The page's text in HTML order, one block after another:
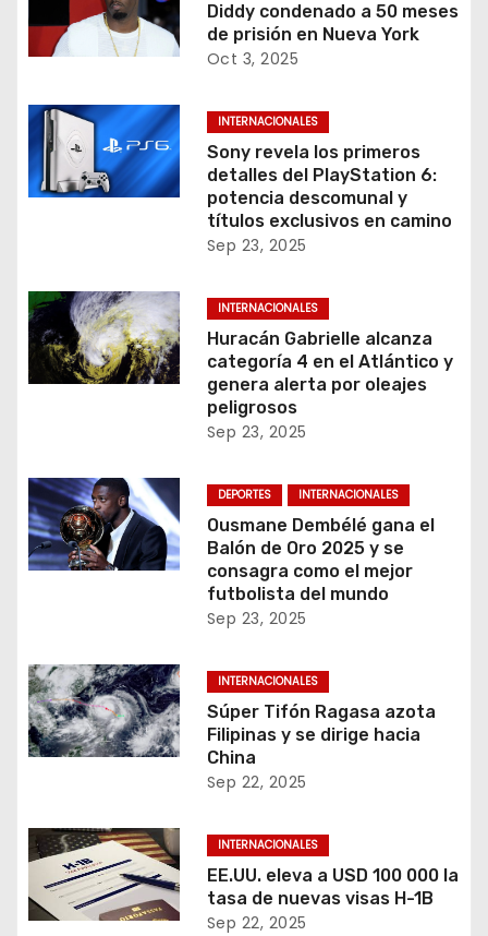
Diddy condenado a 50 meses
de prisión en Nueva York
Oct 3, 2025
INTERNACIONALES
Sony revela los primeros
detalles del PlayStation 6:
potencia descomunal y
títulos exclusivos en camino
Sep 23, 2025
INTERNACIONALES
Huracán Gabrielle alcanza
categoría 4 en el Atlántico y
genera alerta por oleajes
peligrosos
Sep 23, 2025
DEPORTES INTERNACIONALES
Ousmane Dembélé gana el
Balón de Oro 2025 y se
consagra como el mejor
futbolista del mundo
Sep 23, 2025
INTERNACIONALES
Súper Tifón Ragasa azota
Filipinas y se dirige hacia
China
Sep 22, 2025
INTERNACIONALES
EE.UU. eleva a USD 100 000 la
tasa de nuevas visas H-1B
Sep 22, 2025